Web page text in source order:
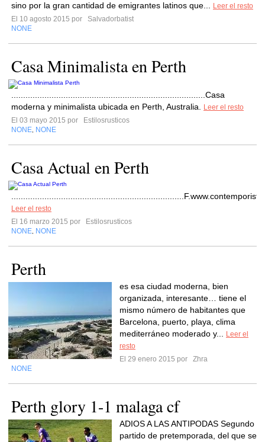
sino por la gran cantidad de emigrantes latinos que...
Leer el resto
El 10 agosto 2015 por
Salvadorbatist
NONE
Casa Minimalista en Perth
..................................................................................Casa
moderna y minimalista ubicada en Perth, Australia.
Leer el resto
El 03 mayo 2015 por
Estilosrusticos
NONE NONE
Casa Actual en Perth
Leer el resto
El 16 marzo 2015 por
Estilosrusticos
NONE NONE
Perth
es esa ciudad moderna, bien
organizada, interesante… tiene el
mismo número de habitantes que
Barcelona, puerto, playa, clima
mediterráneo moderado y...
Leer el
resto
El 29 enero 2015 por
Zhra
NONE
Perth glory 1-1 malaga cf
ADIOS A LAS ANTIPODAS Segundo
partido de pretemporada, del que se